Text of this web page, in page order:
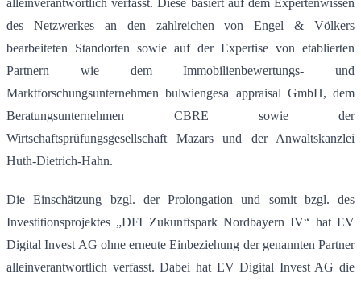
alleinverantwortlich verfasst. Diese basiert auf dem Expertenwissen
des Netzwerkes an den zahlreichen von Engel & Völkers
bearbeiteten Standorten sowie auf der Expertise von etablierten
Partnern wie dem Immobilienbewertungs- und
Marktforschungsunternehmen bulwiengesa appraisal GmbH, dem
Beratungsunternehmen CBRE sowie der
Wirtschaftsprüfungsgesellschaft Mazars und der Anwaltskanzlei
Huth-Dietrich-Hahn.
Die Einschätzung bzgl. der Prolongation und somit bzgl. des
Investitionsprojektes „DFI Zukunftspark Nordbayern IV“ hat EV
Digital Invest AG ohne erneute Einbeziehung der genannten Partner
alleinverantwortlich verfasst. Dabei hat EV Digital Invest AG die